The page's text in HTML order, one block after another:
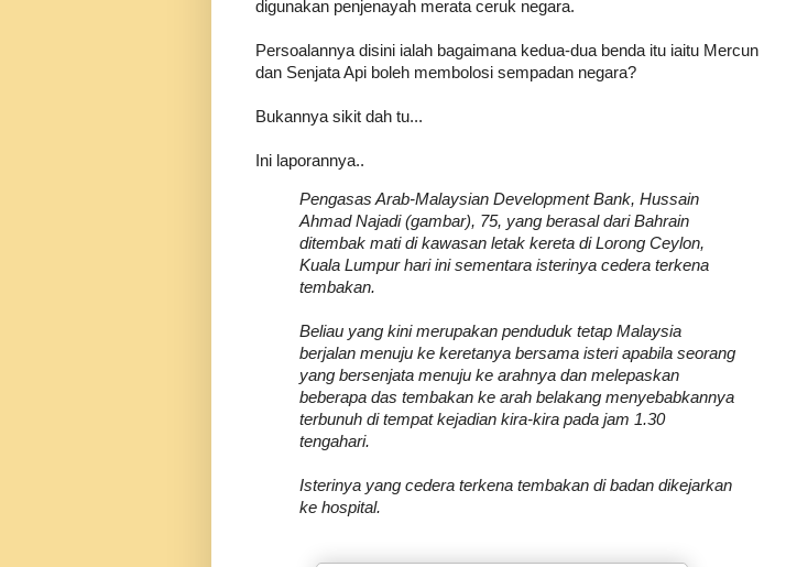
digunakan penjenayah merata ceruk negara.
Persoalannya disini ialah bagaimana kedua-dua benda itu iaitu Mercun
dan Senjata Api boleh membolosi sempadan negara?
Bukannya sikit dah tu...
Ini laporannya..
Pengasas Arab-Malaysian Development Bank, Hussain
Ahmad Najadi (gambar), 75, yang berasal dari Bahrain
ditembak mati di kawasan letak kereta di Lorong Ceylon,
Kuala Lumpur hari ini sementara isterinya cedera terkena
tembakan.
Beliau yang kini merupakan penduduk tetap Malaysia
berjalan menuju ke keretanya bersama isteri apabila seorang
yang bersenjata menuju ke arahnya dan melepaskan
beberapa das tembakan ke arah belakang menyebabkannya
terbunuh di tempat kejadian kira-kira pada jam 1.30
tengahari.
Isterinya yang cedera terkena tembakan di badan dikejarkan
ke hospital.